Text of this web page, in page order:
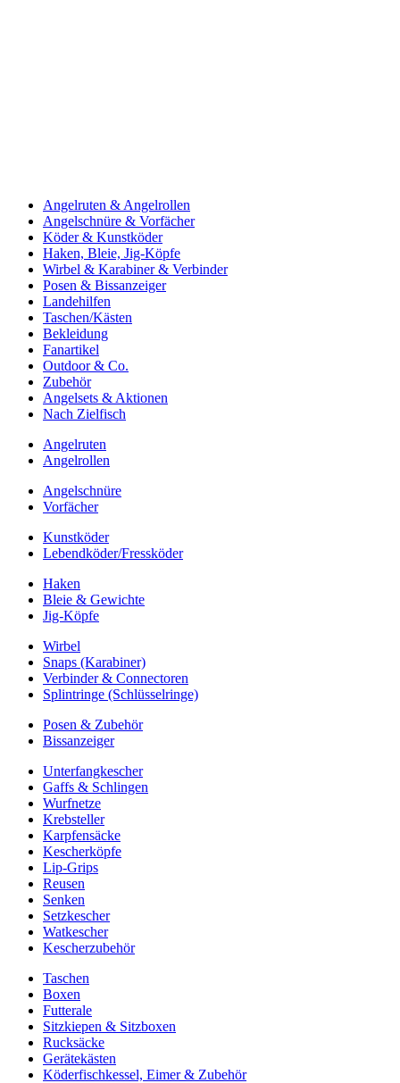
Angelruten & Angelrollen
Angelschnüre & Vorfächer
Köder & Kunstköder
Haken, Bleie, Jig-Köpfe
Wirbel & Karabiner & Verbinder
Posen & Bissanzeiger
Landehilfen
Taschen/Kästen
Bekleidung
Fanartikel
Outdoor & Co.
Zubehör
Angelsets & Aktionen
Nach Zielfisch
Angelruten
Angelrollen
Angelschnüre
Vorfächer
Kunstköder
Lebendköder/Fressköder
Haken
Bleie & Gewichte
Jig-Köpfe
Wirbel
Snaps (Karabiner)
Verbinder & Connectoren
Splintringe (Schlüsselringe)
Posen & Zubehör
Bissanzeiger
Unterfangkescher
Gaffs & Schlingen
Wurfnetze
Krebsteller
Karpfensäcke
Kescherköpfe
Lip-Grips
Reusen
Senken
Setzkescher
Watkescher
Kescherzubehör
Taschen
Boxen
Futterale
Sitzkiepen & Sitzboxen
Rucksäcke
Gerätekästen
Köderfischkessel, Eimer & Zubehör